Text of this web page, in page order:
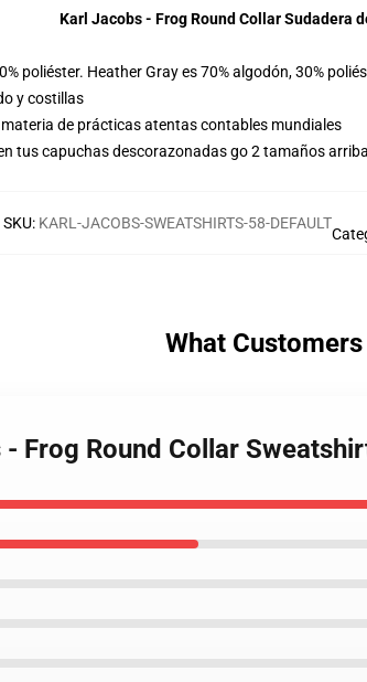
Karl Jacobs - Frog Round Collar Sudadera
poliéster. Heather Gray es 70% algodón, 30%
y costillas
de prácticas atentas contables mundiales
tus capuchas descorazonadas go 2 tamaños arriba
SKU: KARL-JACOBS-SWEATSHIRTS-58-DEFAULT
What Customers
Frog Round Collar